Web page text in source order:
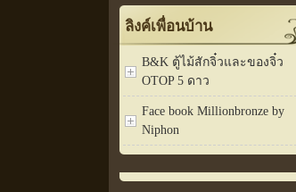
ลิงค์เพื่อนบ้าน
B&K ตู้ไม้สักจิ๋วและของจิ๋ว
OTOP 5 ดาว
Face book Millionbronze by
Niphon